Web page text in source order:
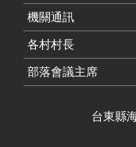
機關通訊
各村村長
部落會議主席
台東縣